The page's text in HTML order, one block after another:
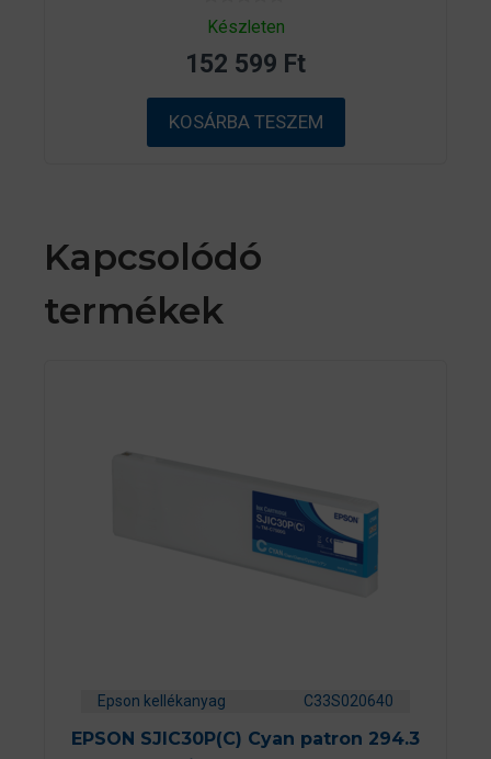
0
a
5
b
ő
l
Készleten
152 599 Ft
KOSÁRBA TESZEM
Kapcsolódó
termékek
Epson kellékanyag C33S020640
EPSON SJIC30P(C) Cyan patron 294.3